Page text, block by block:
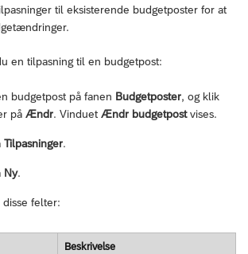
til eksisterende budgetposter for at
en tilpasning til en budgetpost:
budgetpost på fanen Budgetposter, og klik
på Ændr. Vinduet Ændr budgetpostvises.
Tilpasninger.
Ny.
disse felter:
Beskrivelse